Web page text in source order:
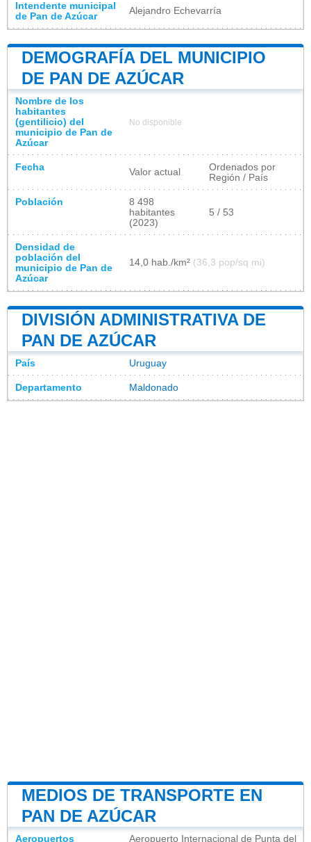
Intendente municipal
de Pan de Azúcar
Alejandro Echevarría
DEMOGRAFÍA DEL MUNICIPIO
DE PAN DE AZÚCAR
Nombre de los
habitantes
(gentilicio) del
municipio de Pan de
Azúcar
No disponible
Fecha Valor actual
Ordenados por
Región / País
Población
8 498
habitantes
(2023)
5 / 53
Densidad de
población del
municipio de Pan de
Azúcar
14,0 hab./km² (36,3 pop/sq mi)
DIVISIÓN ADMINISTRATIVA DE
PAN DE AZÚCAR
País Uruguay
Departamento Maldonado
MEDIOS DE TRANSPORTE EN
PAN DE AZÚCAR
Aeropuertos Aeropuerto Internacional de Punta del